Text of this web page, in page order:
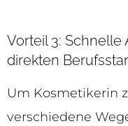
Vorteil 3: Schnelle
direkten
Um Kosmetikerin
verschiedene